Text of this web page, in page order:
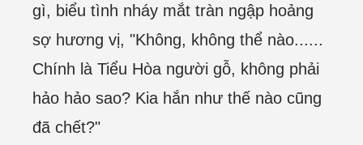
gì, biểu tình nháy mắt tràn ngập hoảng
sợ hương vị, "Không, không thể nào......
Chính là Tiểu Hòa người gỗ, không phải
hảo hảo sao? Kia hắn như thế nào cũng
đã chết?"